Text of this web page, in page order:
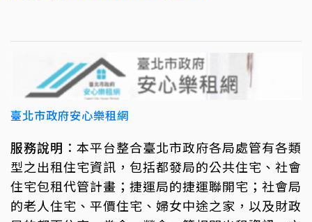
臺北市政府安心樂租網
服務說明 ：本平台整合臺北市政府各局處管有各類
型之出租住宅資訊，包括都發局的公共住宅、社會
住宅包租代管計畫；捷運局的捷運聯開宅；社會局
的老人住宅、平價住宅、婦女中途之家，以及財政